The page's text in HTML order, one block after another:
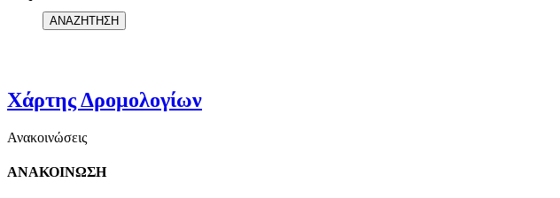
Χάρτης Δρομολογίων
Ανακοινώσεις
ΑΝΑΚΟΙΝΩΣΗ